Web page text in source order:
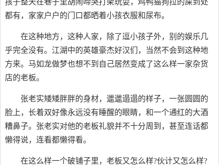
孩子整天在巷子里胡闹啼哭打架玩耍，鸡鸭猫狗拉的屎到处
都有，家家户户的门口都晒着小孩衣服和尿布。
在这种地方，这种人家，除了逗小孩子外，别的娱乐几
乎完全没有。江湖中的英雄豪杰好汉们，当然不会到这种地
方来。马如龙做梦也想不到自己居然变成了这么样一家杂货
店的老板。
张老实矮矮胖胖的身材，邋邋遢遢的样子，一张圆圆的
脸上，长着双好像永远没有睡醒的眼睛，和一个通红的大酒
糟鼻子。张老实对他的老板礼貌并不十分周到，甚至连话都
懒得说，连看都懒得看。
在这么样一个破铺子里，老板又怎么样?伙计又怎么样?